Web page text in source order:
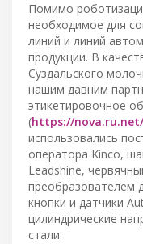
Помимо
необходимое для
линий и линий
продукции. В
Суздальского
нашим давним
этикетировочное
(https://nova.ru.net/
использовались
оператора Kinco,
Leadshine,
преобразователем
кнопки и датчики
цилиндрические
стали.